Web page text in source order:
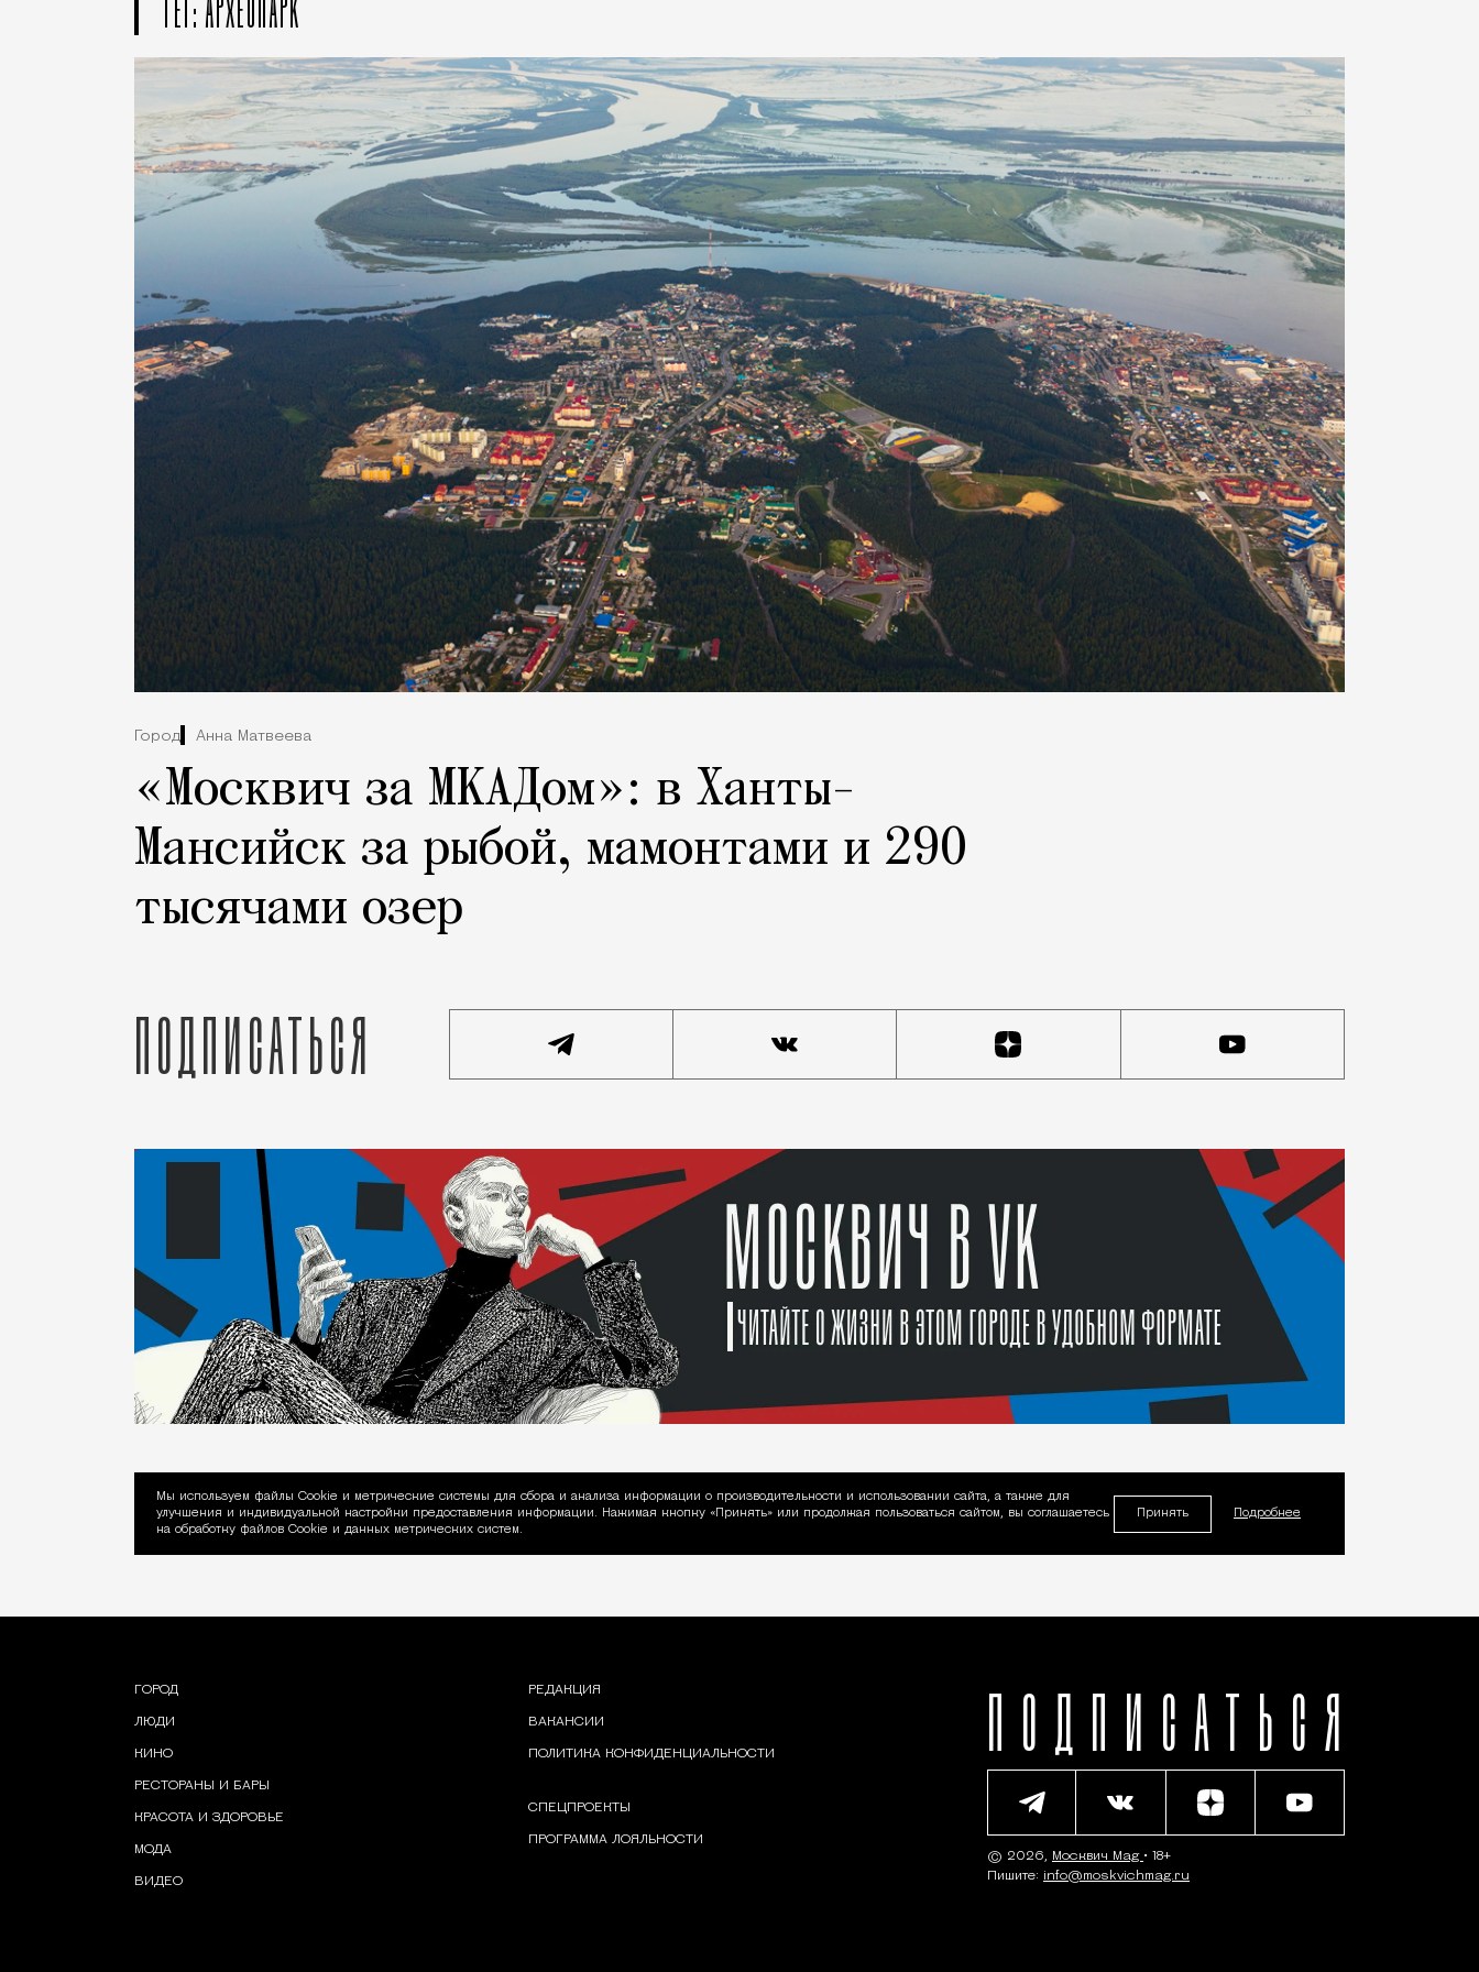
Город Анна Матвеева
«Москвич за МКАДом»: в Ханты-
Мансийск за рыбой, мамонтами и 290
тысячами озер
Подписаться
Уведомление об использовании Cookie
Мы используем файлы Сookie и метрические системы для сбора и анализа информации о производительности и использовании сайта, а также для
улучшения и индивидуальной настройки предоставления информации. Нажимая кнопку «Принять» или продолжая пользоваться сайтом, вы соглашаетесь
на обработку файлов Cookie и данных метрических систем.
Принять Подробнее
ГОРОД
ЛЮДИ
КИНО
РЕСТОРАНЫ И БАРЫ
КРАСОТА И ЗДОРОВЬЕ
МОДА
ВИДЕО
РЕДАКЦИЯ
ВАКАНСИИ
ПОЛИТИКА КОНФИДЕНЦИАЛЬНОСТИ
СПЕЦПРОЕКТЫ
ПРОГРАММА ЛОЯЛЬНОСТИ
ПОДПИСАТЬСЯ
© 2026, Москвич Mag • 18+
Пишите: info@moskvichmag.ru